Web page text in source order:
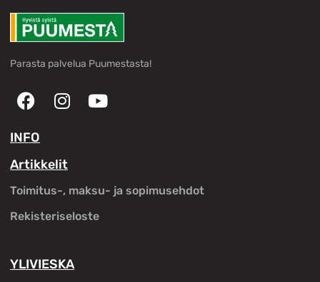
Parasta palvelua Puumestasta!
INFO
Artikkelit
Toimitus-, maksu- ja sopimusehdot
Rekisteriseloste
YLIVIESKA